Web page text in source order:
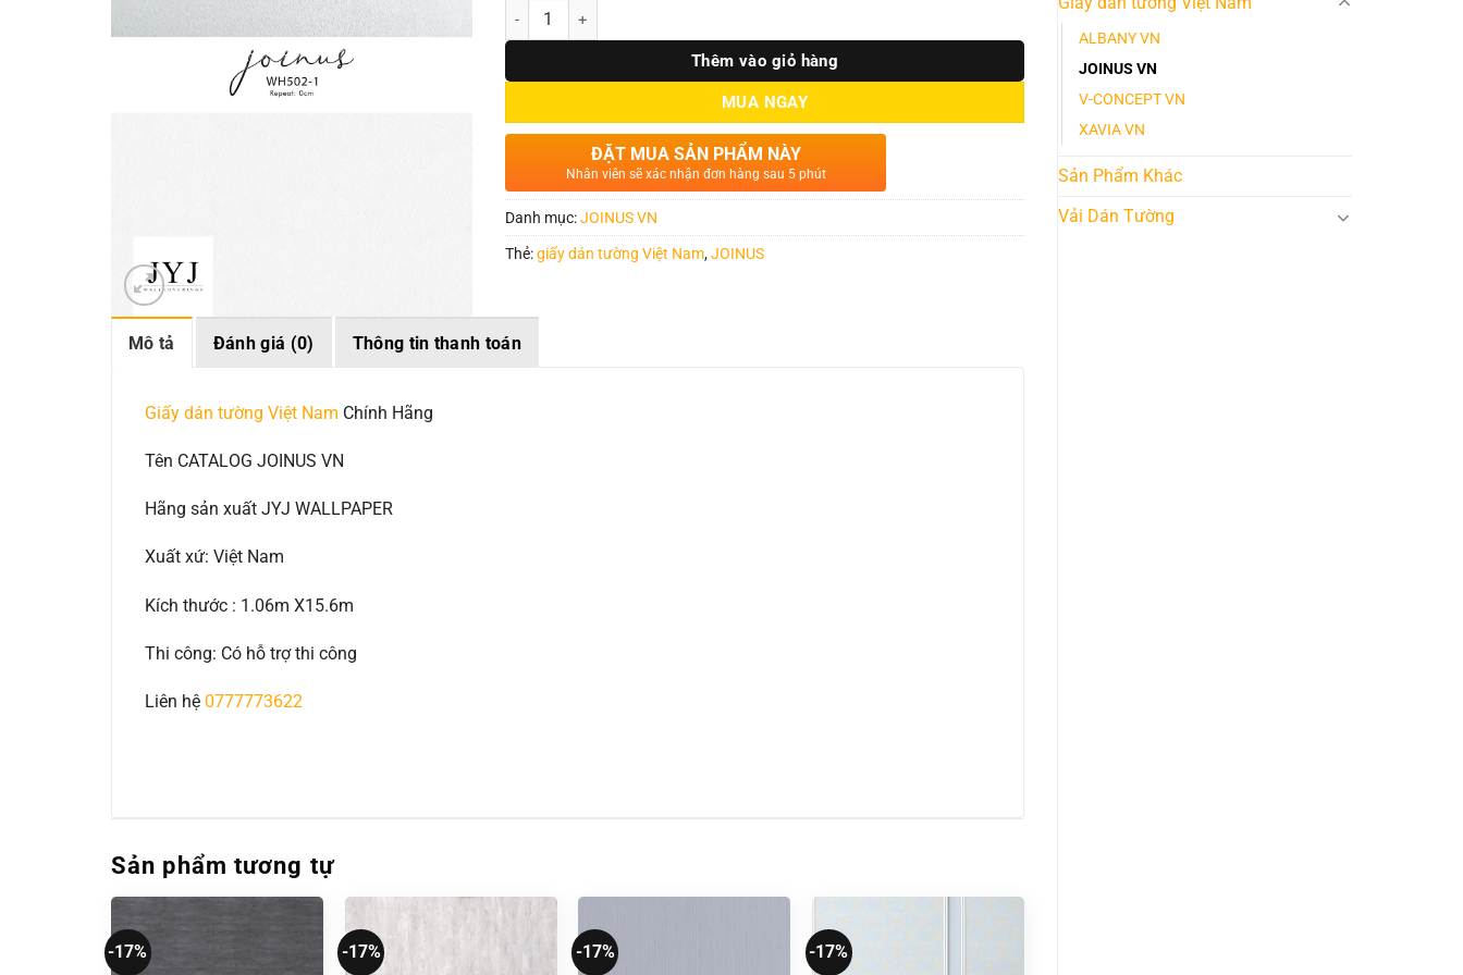
ALBANY VN
JOINUS VN
V-CONCEPT VN
XAVIA VN
Sản Phẩm Khác
Vải Dán Tường
Số lượng
Thêm vào giỏ hàng
MUA NGAY
ĐẶT MUA SẢN PHẨM NÀY
Nhân viên sẽ xác nhận đơn hàng sau 5 phút
Danh mục:JOINUS VN
Thẻ:giấy dán tường Việt Nam,JOINUS
Mô tả Đánh giá (0) Thông tin thanh toán
Giấy dán tường Việt Nam Chính Hãng
Tên CATALOG JOINUS VN
Hãng sản xuất JYJ WALLPAPER
Xuất xứ: Việt Nam
Kích thước : 1.06m X15.6m
Thi công: Có hỗ trợ thi công
Liên hệ 0777773622
Sản phẩm tương tự
-17% -17% -17% -17%